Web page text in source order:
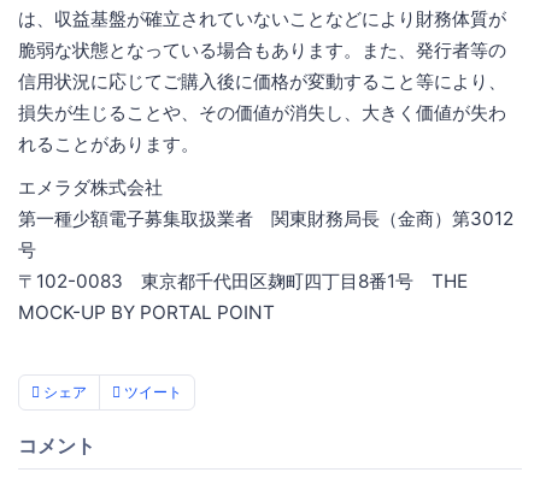
は、収益基盤が確立されていないことなどにより財務体質が
脆弱な状態となっている場合もあります。また、発行者等の
信用状況に応じてご購入後に価格が変動すること等により、
損失が生じることや、その価値が消失し、大きく価値が失わ
れることがあります。
エメラダ株式会社
第一種少額電子募集取扱業者 関東財務局長（金商）第3012
号
〒102-0083 東京都千代田区麹町四丁目8番1号 THE
MOCK-UP BY PORTAL POINT
シェア ツイート
コメント